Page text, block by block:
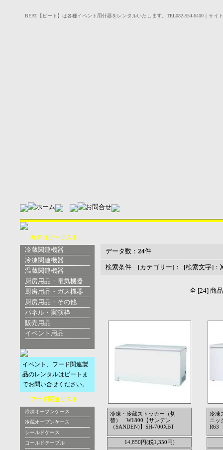
BEAT【ビート】は各種イベント用什器をレンタルいたします。TEL082-554-6400｜サイ
カテゴリーリスト
冷蔵関連機器
冷凍関連機器
温蔵関連機器
厨房用品・電気機器
厨房用品・ガス機器
厨房用品・その他
パネル・実演枠
販売用品
イベント用品
イベント、フード関連製
品のレンタルはビートま
でお問い合せください。
フード関連リスト
冷凍オープンケース
冷蔵オープンケース
シールドケース
コールドテーブル
データ数： 24件
検索条件 [カテゴリー]： [検索文字]：
全 [24] 商
冷凍・冷蔵ストッカー（切
替） W1800【サンデン
（SANDEN)】SH-700XBT
14,850円(税1,350円)
冷凍
ニッ
R63